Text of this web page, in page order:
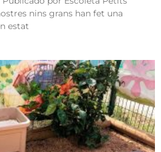
nins grans han fet una
estat